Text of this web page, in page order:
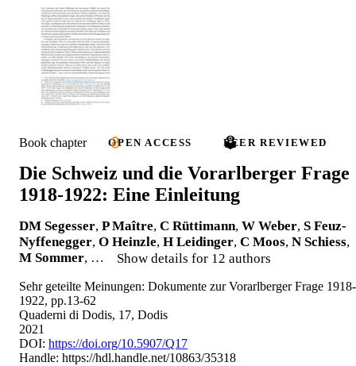
Book chapter OPEN ACCESS PEER REVIEWED
Die Schweiz und die Vorarlberger Frage
1918-1922: Eine Einleitung
DM Segesser, P Maître, C Rüttimann, W Weber, S Feuz-
Nyffenegger, O Heinzle, H Leidinger, C Moos, N Schiess,
M Sommer, … Show details for 12 authors
Sehr geteilte Meinungen: Dokumente zur Vorarlberger Frage 1918-
1922, pp.13-62
Quaderni di Dodis, 17, Dodis
2021
DOI: https://doi.org/10.5907/Q17
Handle: https://hdl.handle.net/10863/35318